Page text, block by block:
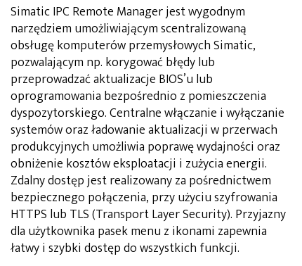
Simatic IPC Remote Manager jest wygodnym
narzędziem umożliwiającym scentralizowaną
obsługę komputerów przemysłowych Simatic,
pozwalającym np. korygować błędy lub
przeprowadzać aktualizacje BIOS’u lub
oprogramowania bezpośrednio z pomieszczenia
dyspozytorskiego. Centralne włączanie i wyłączanie
systemów oraz ładowanie aktualizacji w przerwach
produkcyjnych umożliwia poprawę wydajności oraz
obniżenie kosztów eksploatacji i zużycia energii.
Zdalny dostęp jest realizowany za pośrednictwem
bezpiecznego połączenia, przy użyciu szyfrowania
HTTPS lub TLS (Transport Layer Security). Przyjazny
dla użytkownika pasek menu z ikonami zapewnia
łatwy i szybki dostęp do wszystkich funkcji.